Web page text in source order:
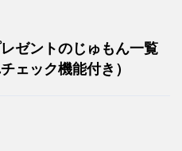
レゼントのじゅもん一覧
ェック機能付き）